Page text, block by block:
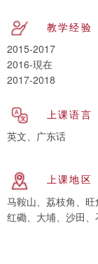
教学经验
2015-2017
2016-現在
2017-2018
上课语言
英文、广东话
上课地区
马鞍山、荔枝角、旺
红磡、大埔、沙田